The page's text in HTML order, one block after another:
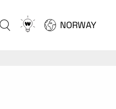
Go
to
NORWAY